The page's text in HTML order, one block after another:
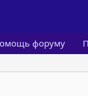
форуму